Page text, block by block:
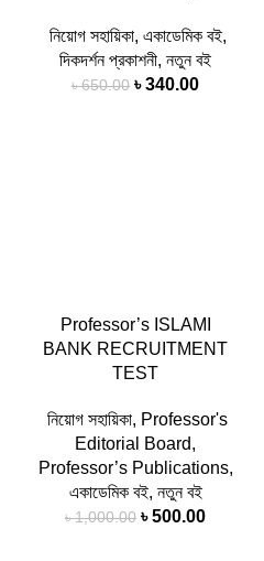
নিয়োগ সহায়িকা, একাডেমিক বই,
দিকদর্শন প্রকাশনী, নতুন বই
৳650.00 ৳340.00
Professor’s ISLAMI
BANK RECRUITMENT
TEST
নিয়োগ সহায়িকা, Professor's
Editorial Board,
Professor’s Publications,
একাডেমিক বই, নতুন বই
৳1,000.00 ৳500.00